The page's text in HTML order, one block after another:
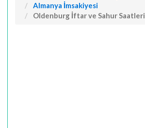
Almanya İmsakiyesi
Oldenburg İftar ve Sahur Saatleri